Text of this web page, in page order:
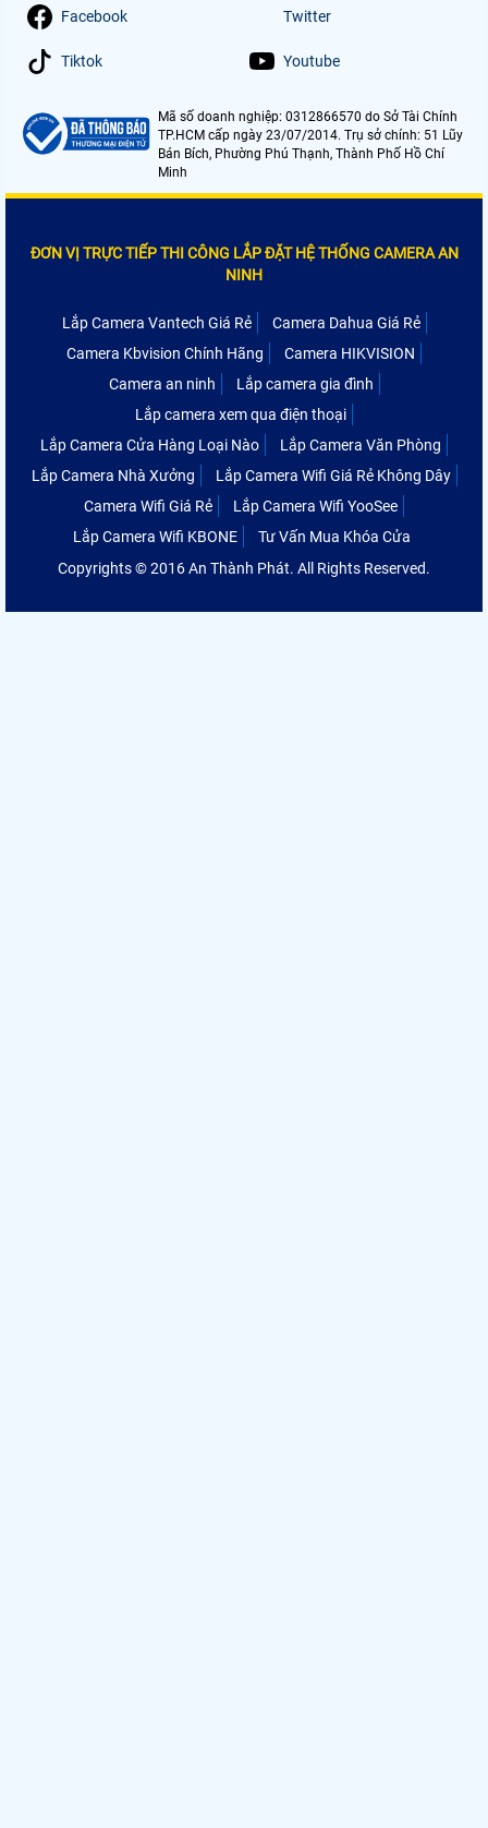
Facebook Twitter
Tiktok Youtube
Mã số doanh nghiệp: 0312866570 do Sở Tài Chính
TP.HCM cấp ngày 23/07/2014. Trụ sở chính: 51 Lũy
Bán Bích, Phường Phú Thạnh, Thành Phố Hồ Chí
Minh
ĐƠN VỊ TRỰC TIẾP THI CÔNG LẮP ĐẶT HỆ THỐNG CAMERA AN
NINH
Lắp Camera Vantech Giá Rẻ
Camera Dahua Giá Rẻ
Camera Kbvision Chính Hãng
Camera HIKVISION
Camera an ninh
Lắp camera gia đình
Lắp camera xem qua điện thoại
Lắp Camera Cửa Hàng Loại Nào
Lắp Camera Văn Phòng
Lắp Camera Nhà Xưởng
Lắp Camera Wifi Giá Rẻ Không Dây
Camera Wifi Giá Rẻ
Lắp Camera Wifi YooSee
Lắp Camera Wifi KBONE
Tư Vấn Mua Khóa Cửa
Copyrights © 2016 An Thành Phát. All Rights Reserved.